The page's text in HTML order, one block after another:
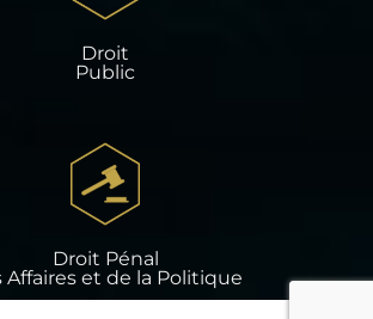
Droit
Public
Droit Pénal
Affaires et de la Politique